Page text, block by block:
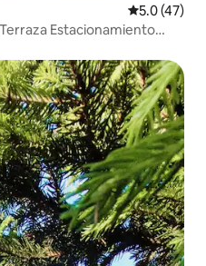
Calificación
5.0 (47)
Estacionamiento